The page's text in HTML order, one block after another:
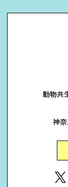
動物共
神